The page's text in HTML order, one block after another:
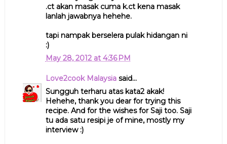
.ct akan masak cuma k.ct kena masak
lanlah jawabnya hehehe.
tapi nampak berselera pulak hidangan ni
:)
May 28, 2012 at 4:36 PM
Love2cook Malaysiasaid...
Sungguh terharu atas kata2 akak!
Hehehe, thank you dear for trying this
recipe. And for the wishes for Saji too. Saji
tu ada satu resipi je of mine, mostly my
interview :)